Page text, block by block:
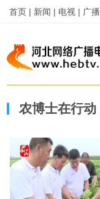
首页 | 新闻 | 电视 | 广
农博士在行动